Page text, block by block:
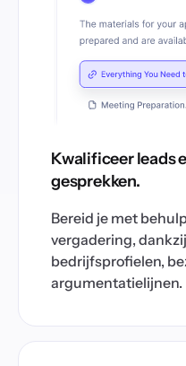
Kwalificeer leads
gesprekken.
Bereid je met
vergadering,
bedrijfsprofielen,
argumentatielijnen.